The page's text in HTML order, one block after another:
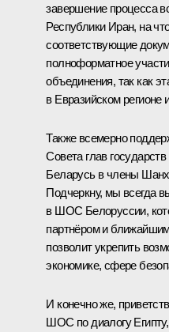
завершение процесса
Республики Иран, на
соответствующие
полноформатное
объединения, так как
в Евразийском регионе
Также всемерно
Совета глав
Беларусь в члены
Подчеркну, мы всегда
в ШОС Белоруссии,
партнёром и
позволит укрепить
экономике, сфере
И конечно же,
ШОС по диалогу